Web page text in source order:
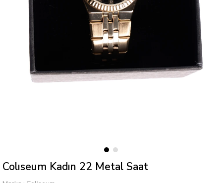
Colıseum Kadın 22 Metal Saat